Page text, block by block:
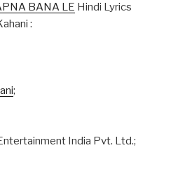
BANA LE Hindi Lyrics
:
;
India Pvt. Ltd.;